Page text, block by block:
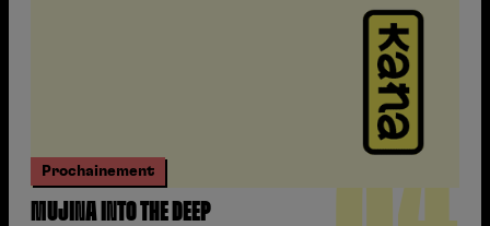
Prochainement
MUJINA INTO THE DEEP